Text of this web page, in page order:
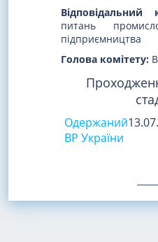
Відповідальний
питань
підприємництва
Голова комітету:
Одержаний
ВР України